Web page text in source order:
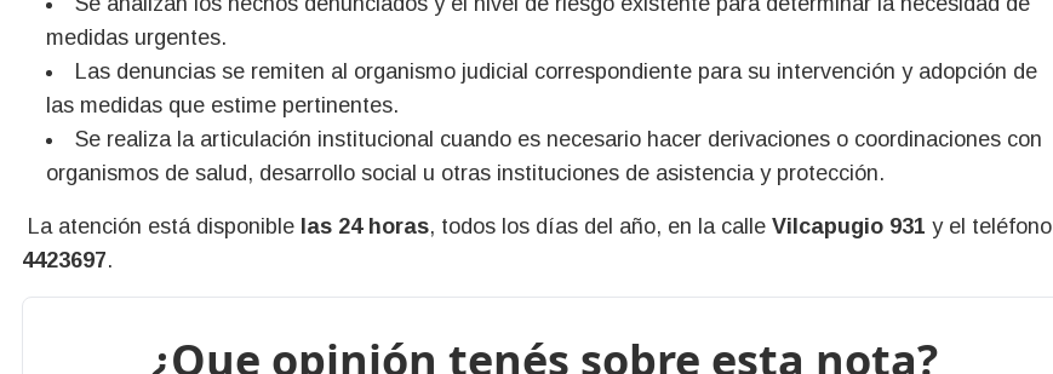
medidas urgentes.
Las denuncias se remiten al organismo judicial correspondiente para su intervención y adopción de
las medidas que estime pertinentes.
Se realiza la articulación institucional cuando es necesario hacer derivaciones o coordinaciones con
organismos de salud, desarrollo social u otras instituciones de asistencia y protección.
La atención está disponible las 24 horas, todos los días del año, en la calle Vilcapugio 931 y el teléfono
4423697.
¿Que opinión tenés sobre esta nota?